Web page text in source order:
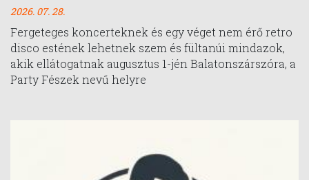
2026. 07. 28.
Fergeteges koncerteknek és egy véget nem érő retro
disco estének lehetnek szem és fültanúi mindazok,
akik ellátogatnak augusztus 1-jén Balatonszárszóra, a
Party Fészek nevű helyre